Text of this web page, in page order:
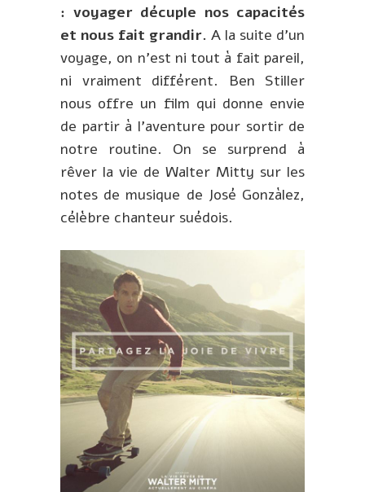
: voyager décuple nos capacités
et nous fait grandir. A la suite d’un
voyage, on n’est ni tout à fait pareil,
ni vraiment différent. Ben Stiller
nous offre un film qui donne envie
de partir à l’aventure pour sortir de
notre routine. On se surprend à
rêver la vie de Walter Mitty sur les
notes de musique de José Gonzàlez,
célèbre chanteur suédois.